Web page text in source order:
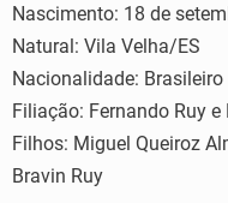
Nascimento: 18 de
Natural: Vila Velha/ES
Nacionalidade: Brasileiro
Filiação: Fernando Ruy
Filhos: Miguel Queiroz
Bravin Ruy